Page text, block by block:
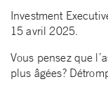
Investment
15 avril 2025.
Vous pensez que
plus âgées?